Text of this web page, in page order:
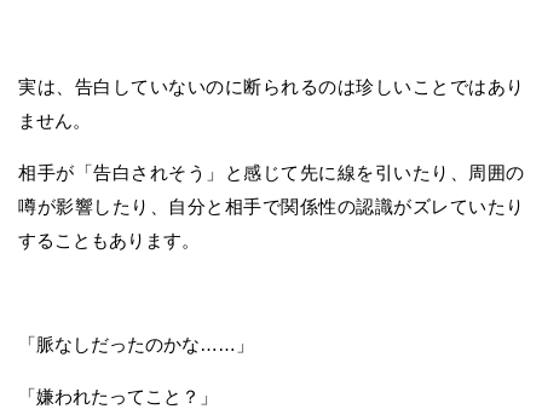
実は、告白していないのに断られるのは珍しいことではあり
ません。
相手が「告白されそう」と感じて先に線を引いたり、周囲の
噂が影響したり、自分と相手で関係性の認識がズレていたり
することもあります。
「脈なしだったのかな……」
「嫌われたってこと？」